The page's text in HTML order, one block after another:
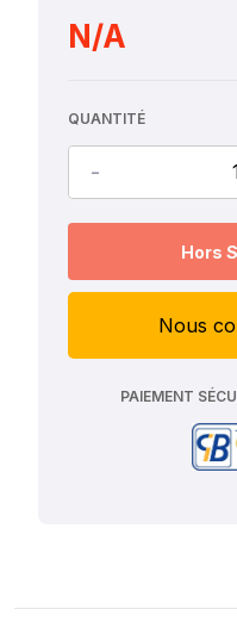
N/A
QUANTITÉ
-
Hors
Nous
PAIEMENT